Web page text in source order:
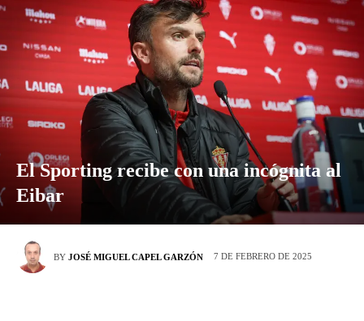
El Sporting recibe con una incógnita al
Eibar
BY JOSÉ MIGUEL CAPEL GARZÓN 7 DE FEBRERO DE 2025